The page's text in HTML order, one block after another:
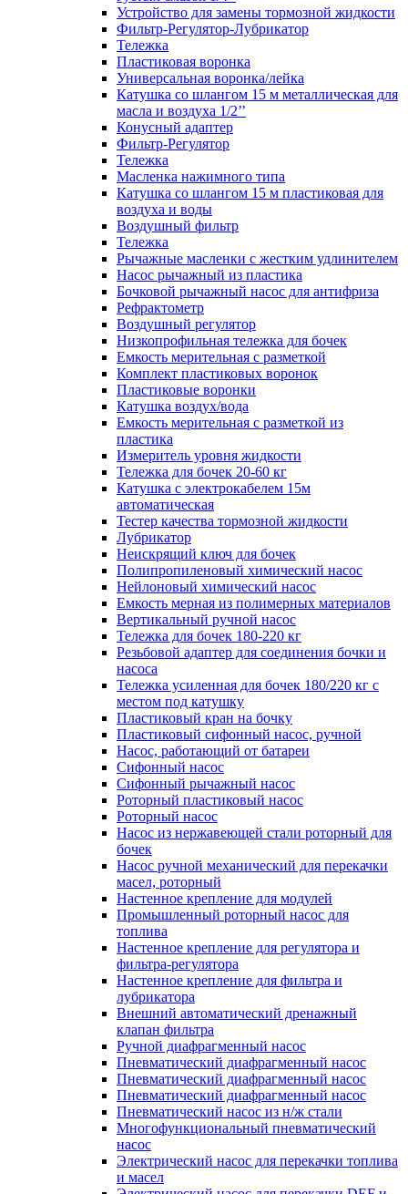
Устройство для замены тормозной жидкости
Фильтр-Регулятор-Лубрикатор
Тележка
Пластиковая воронка
Универсальная воронка/лейка
Катушка со шлангом 15 м металлическая для
масла и воздуха 1/2’’
Конусный адаптер
Фильтр-Регулятор
Тележка
Масленка нажимного типа
Катушка со шлангом 15 м пластиковая для
воздуха и воды
Воздушный фильтр
Тележка
Рычажные масленки с жестким удлинителем
Насос рычажный из пластика
Бочковой рычажный насос для антифриза
Рефрактометр
Воздушный регулятор
Низкопрофильная тележка для бочек
Емкость мерительная с разметкой
Комплект пластиковых воронок
Пластиковые воронки
Катушка воздух/вода
Емкость мерительная с разметкой из
пластика
Измеритель уровня жидкости
Тележка для бочек 20-60 кг
Катушка с электрокабелем 15м
автоматическая
Тестер качества тормозной жидкости
Лубрикатор
Неискрящий ключ для бочек
Полипропиленовый химический насос
Нейлоновый химический насос
Емкость мерная из полимерных материалов
Вертикальный ручной насос
Тележка для бочек 180-220 кг
Резьбовой адаптер для соединения бочки и
насоса
Тележка усиленная для бочек 180/220 кг с
местом под катушку
Пластиковый кран на бочку
Пластиковый сифонный насос, ручной
Насос, работающий от батареи
Сифонный насос
Сифонный рычажный насос
Роторный пластиковый насос
Роторный насос
Насос из нержавеющей стали роторный для
бочек
Насос ручной механический для перекачки
масел, роторный
Настенное крепление для модулей
Промышленный роторный насос для
топлива
Настенное крепление для регулятора и
фильтра-регулятора
Настенное крепление для фильтра и
лубрикатора
Внешний автоматический дренажный
клапан фильтра
Ручной диафрагменный насос
Пневматический диафрагменный насос
Пневматический диафрагменный насос
Пневматический диафрагменный насос
Пневматический насос из н/ж стали
Многофункциональный пневматический
насос
Электрический насос для перекачки топлива
и масел